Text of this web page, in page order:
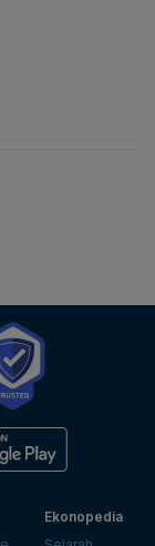
Ekonopedia